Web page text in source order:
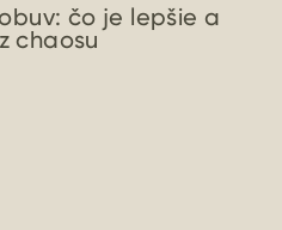
čo je lepšie a
chaosu